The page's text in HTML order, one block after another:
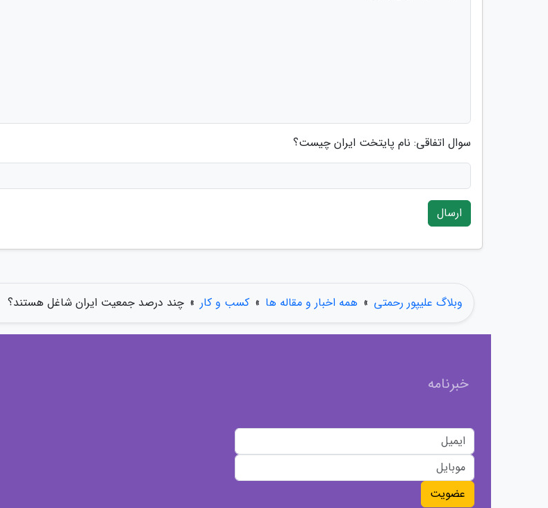
سوال اتفاقی: نام پایتخت ایران چیست؟
ارسال
وبلاگ علیپور رحمتی » همه اخبار و مقاله ها » کسب و کار » چند درصد جمعیت ایران شاغل هستند؟
خبرنامه
عضویت